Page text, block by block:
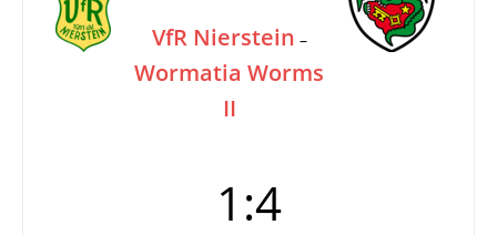
VfR Nierstein –
Wormatia Worms
II
1:4